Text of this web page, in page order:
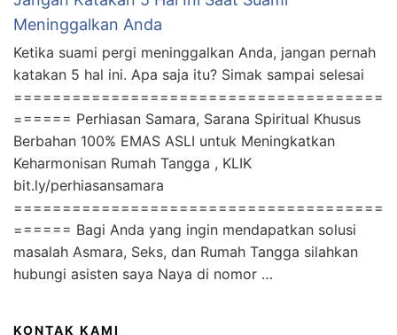
Meninggalkan Anda
Ketika suami pergi meninggalkan Anda, jangan pernah
katakan 5 hal ini. Apa saja itu? Simak sampai selesai
======================================
====== Perhiasan Samara, Sarana Spiritual Khusus
Berbahan 100% EMAS ASLI untuk Meningkatkan
Keharmonisan Rumah Tangga , KLIK
bit.ly/perhiasansamara
======================================
====== Bagi Anda yang ingin mendapatkan solusi
masalah Asmara, Seks, dan Rumah Tangga silahkan
hubungi asisten saya Naya di nomor …
KONTAK KAMI